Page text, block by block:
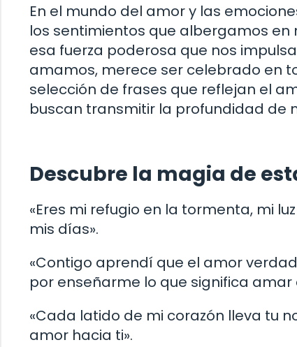
En el mundo del amor y las
los sentimientos que albergamos en
esa fuerza poderosa que nos
amamos, merece ser celebrado en
selección de frases que reflejan el
buscan transmitir la profundidad de
Descubre la magia de
«Eres mi refugio en la tormenta, mi
mis días».
«Contigo aprendí que el amor
por enseñarme lo que significa amar
«Cada latido de mi corazón lleva tu
amor hacia ti».